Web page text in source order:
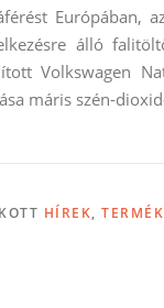
Európában,
álló
Volkswagen
máris szén-
HÍREK,